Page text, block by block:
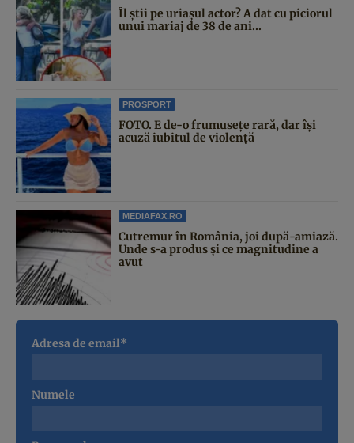
Îl știi pe uriașul actor? A dat cu piciorul
unui mariaj de 38 de ani...
PROSPORT
FOTO. E de-o frumusețe rară, dar își
acuză iubitul de violență
MEDIAFAX.RO
Cutremur în România, joi după-amiază.
Unde s-a produs și ce magnitudine a
avut
Adresa de email*
Numele